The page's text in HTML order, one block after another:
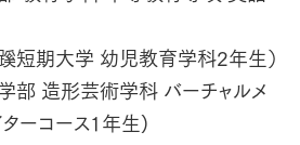
期大学 幼児教育学科2年生）
部 造形芸術学科 バーチャルメ
ターコース1年生)